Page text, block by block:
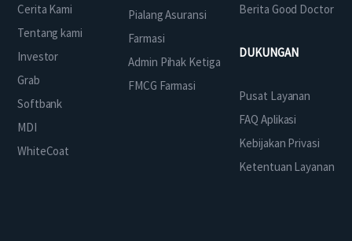
Cerita Kami
Tentang kami
Investor
Grab
Softbank
MDI
WhiteCoat
Pialang Asuransi
Farmasi
Admin Pihak Ketiga
FMCG Farmasi
Berita Good Doctor
DUKUNGAN
Pusat Layanan
FAQ Aplikasi
Kebijakan Privasi
Ketentuan Layanan